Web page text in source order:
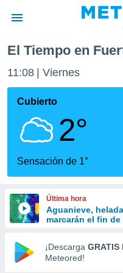
de
por
se
calidad.
a este
las
y
forma
digital
basada
El Tiempo en
11:08 Viernes
Cubierto
2°
Sensación de 1°
Última hora
Aguanieve,
marcarán el fin de
¡Descarga GRATIS
Meteored!